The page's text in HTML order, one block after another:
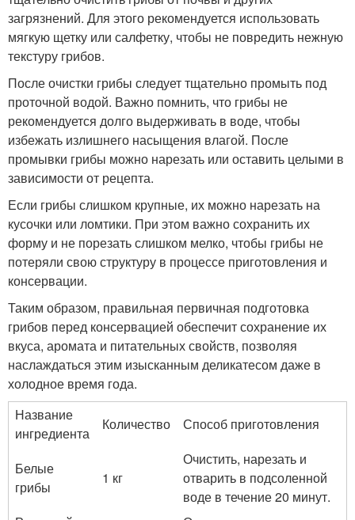
загрязнений. Для этого рекомендуется использовать
мягкую щетку или салфетку, чтобы не повредить нежную
текстуру грибов.
После очистки грибы следует тщательно промыть под
проточной водой. Важно помнить, что грибы не
рекомендуется долго выдерживать в воде, чтобы
избежать излишнего насыщения влагой. После
промывки грибы можно нарезать или оставить целыми в
зависимости от рецепта.
Если грибы слишком крупные, их можно нарезать на
кусочки или ломтики. При этом важно сохранить их
форму и не порезать слишком мелко, чтобы грибы не
потеряли свою структуру в процессе приготовления и
консервации.
Таким образом, правильная первичная подготовка
грибов перед консервацией обеспечит сохранение их
вкуса, аромата и питательных свойств, позволяя
наслаждаться этим изысканным деликатесом даже в
холодное время года.
Название
ингредиента
Количество Способ приготовления
Белые
грибы
1 кг
Очистить, нарезать и
отварить в подсоленной
воде в течение 20 минут.